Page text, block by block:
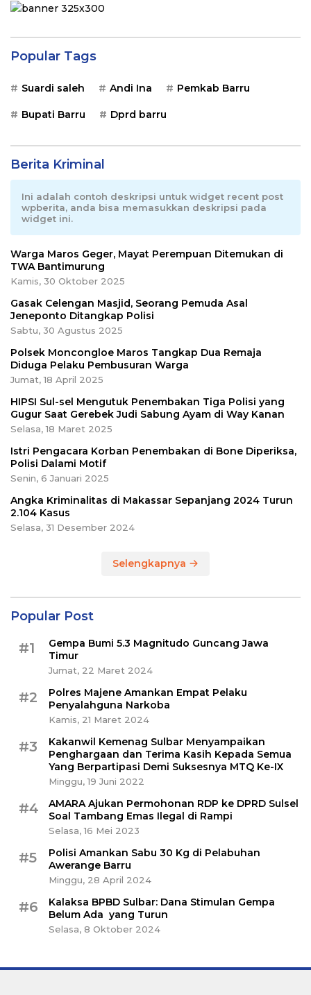
Popular Tags
Suardi saleh Andi Ina Pemkab Barru
Bupati Barru Dprd barru
Berita Kriminal
Ini adalah contoh deskripsi untuk widget recent post
wpberita, anda bisa memasukkan deskripsi pada
widget ini.
Warga Maros Geger, Mayat Perempuan Ditemukan di
TWA Bantimurung
Kamis, 30 Oktober 2025
Gasak Celengan Masjid, Seorang Pemuda Asal
Jeneponto Ditangkap Polisi
Sabtu, 30 Agustus 2025
Polsek Moncongloe Maros Tangkap Dua Remaja
Diduga Pelaku Pembusuran Warga
Jumat, 18 April 2025
HIPSI Sul-sel Mengutuk Penembakan Tiga Polisi yang
Gugur Saat Gerebek Judi Sabung Ayam di Way Kanan
Selasa, 18 Maret 2025
Istri Pengacara Korban Penembakan di Bone Diperiksa,
Polisi Dalami Motif
Senin, 6 Januari 2025
Angka Kriminalitas di Makassar Sepanjang 2024 Turun
2.104 Kasus
Selasa, 31 Desember 2024
Selengkapnya
Popular Post
#1
Gempa Bumi 5.3 Magnitudo Guncang Jawa
Timur
Jumat, 22 Maret 2024
#2
Polres Majene Amankan Empat Pelaku
Penyalahguna Narkoba
Kamis, 21 Maret 2024
#3
Kakanwil Kemenag Sulbar Menyampaikan
Penghargaan dan Terima Kasih Kepada Semua
Yang Berpartipasi Demi Suksesnya MTQ Ke-IX
Minggu, 19 Juni 2022
#4
AMARA Ajukan Permohonan RDP ke DPRD Sulsel
Soal Tambang Emas Ilegal di Rampi
Selasa, 16 Mei 2023
#5
Polisi Amankan Sabu 30 Kg di Pelabuhan
Awerange Barru
Minggu, 28 April 2024
#6
Kalaksa BPBD Sulbar: Dana Stimulan Gempa
Belum Ada yang Turun
Selasa, 8 Oktober 2024